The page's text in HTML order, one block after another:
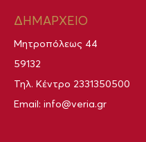
ΔΗΜΑΡΧΕΙΟ
Μητροπόλεως 44
59132
Τηλ. Κέντρο 2331350500
Email: info@veria.gr